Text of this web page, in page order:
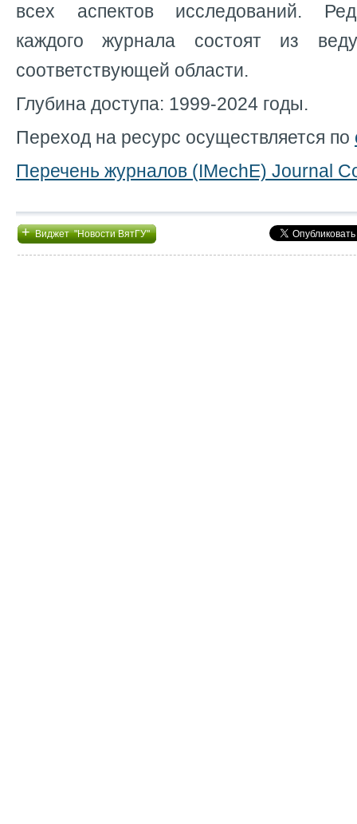
всех аспектов исследований.
каждого журнала состоят из
соответствующей области.
Глубина доступа: 1999-2024 годы.
Переход на ресурс осуществляется по
Перечень журналов (IMechE) Journal
+Виджет "Новости ВятГУ"